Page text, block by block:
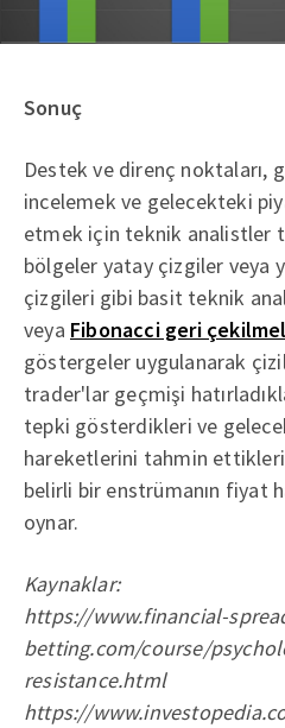
Sonuç
Destek ve direnç noktaları,
incelemek ve gelecekteki
etmek için teknik analistler
bölgeler yatay çizgiler veya
çizgileri gibi basit teknik
veya Fibonacci geri
göstergeler uygulanarak
trader'lar geçmişi
tepki gösterdikleri ve
hareketlerini tahmin
belirli bir enstrümanın fiyat
oynar.
Kaynaklar:
https://www.financial-
betting.com/course/
resistance.html
https://